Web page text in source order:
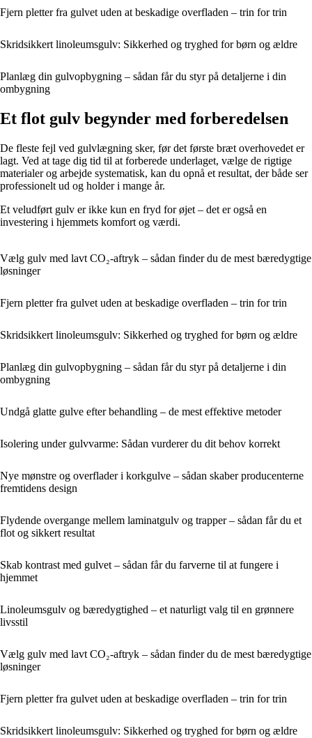
Fjern pletter fra gulvet uden at beskadige overfladen – trin for trin
Skridsikkert linoleumsgulv: Sikkerhed og tryghed for børn og ældre
Planlæg din gulvopbygning – sådan får du styr på detaljerne i din
ombygning
Et flot gulv begynder med forberedelsen
De fleste fejl ved gulvlægning sker, før det første bræt overhovedet er
lagt. Ved at tage dig tid til at forberede underlaget, vælge de rigtige
materialer og arbejde systematisk, kan du opnå et resultat, der både ser
professionelt ud og holder i mange år.
Et veludført gulv er ikke kun en fryd for øjet – det er også en
investering i hjemmets komfort og værdi.
Vælg gulv med lavt CO₂-aftryk – sådan finder du de mest bæredygtige
løsninger
Fjern pletter fra gulvet uden at beskadige overfladen – trin for trin
Skridsikkert linoleumsgulv: Sikkerhed og tryghed for børn og ældre
Planlæg din gulvopbygning – sådan får du styr på detaljerne i din
ombygning
Undgå glatte gulve efter behandling – de mest effektive metoder
Isolering under gulvvarme: Sådan vurderer du dit behov korrekt
Nye mønstre og overflader i korkgulve – sådan skaber producenterne
fremtidens design
Flydende overgange mellem laminatgulv og trapper – sådan får du et
flot og sikkert resultat
Skab kontrast med gulvet – sådan får du farverne til at fungere i
hjemmet
Linoleumsgulv og bæredygtighed – et naturligt valg til en grønnere
livsstil
Vælg gulv med lavt CO₂-aftryk – sådan finder du de mest bæredygtige
løsninger
Fjern pletter fra gulvet uden at beskadige overfladen – trin for trin
Skridsikkert linoleumsgulv: Sikkerhed og tryghed for børn og ældre